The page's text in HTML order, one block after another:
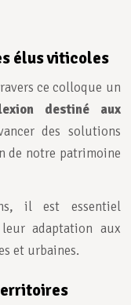
élus viticoles
ce colloque un
destiné aux
des solutions
de notre patrimoine
il est essentiel
adaptation aux
et urbaines.